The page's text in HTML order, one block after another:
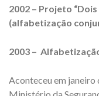
2002 – Projeto
(alfabetização
2003 –
Aconteceu em janeiro